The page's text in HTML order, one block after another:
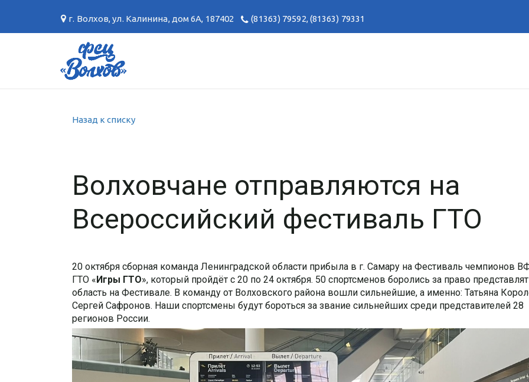
г. Волхов,ул. Калинина, дом 6А, 187402 (81363) 79592,(81363) 79331
Назад к списку
Волховчане отправляются на
Всероссийский фестиваль ГТО
20 октября сборная команда Ленинградской области прибыла в г. Самару на Фестиваль чемпионов
ГТО «Игры ГТО», который пройдёт с 20 по 24 октября. 50 спортсменов боролись за право
область на Фестивале. В команду от Волховского района вошли сильнейшие, а именно: Татьяна
Сергей Сафронов. Наши спортсмены будут бороться за звание сильнейших среди представителей 28
регионов России.